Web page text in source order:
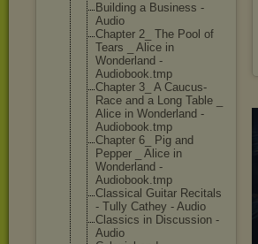
Building a Business -
Audio
Chapter 2_ The Pool of
Tears _ Alice in
Wonderland -
Audiobook.tmp
Chapter 3_ A Caucus-
Race and a Long Table _
Alice in Wonderland -
Audiobook.tmp
Chapter 6_ Pig and
Pepper _ Alice in
Wonderland -
Audiobook.tmp
Classical Guitar Recitals
- Tully Cathey - Audio
Classics in Discussion -
Audio